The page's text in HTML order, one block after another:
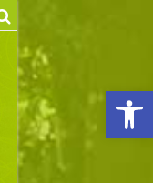
Abrir